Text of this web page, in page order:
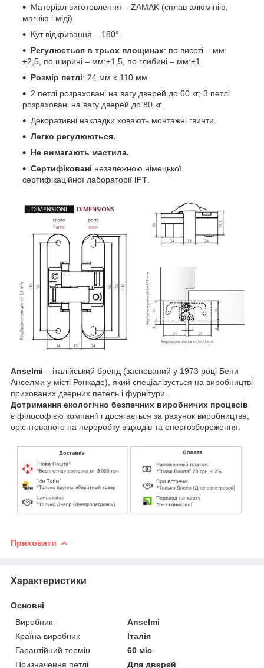
Матеріал виготовлення – ZAMAK (сплав алюмінію,
магнію і міді).
Кут відкривання – 180°.
Регулюється в трьох площинах: по висоті – мм:
±2,5, по ширині – мм:±1,5, по глибині – мм:±1.
Розмір петлі: 24 мм х 110 мм.
2 петлі розраховані на вагу дверей до 60 кг; 3 петлі
розраховані на вагу дверей до 80 кг.
Декоративні накладки ховають монтажні гвинти.
Легко регулюються.
Не вимагають мастила.
Сертифіковані незалежною німецької
сертифікаційної лабораторії IFT.
Anselmi – італійський бренд (заснований у 1973 році Бепи
Анселми у місті Ронкаде), який спеціалізується на виробництві
прихованих дверних петель і фурнітури.
Дотримання екологічно безпечних виробничих процесів
є філософією компанії і досягається за рахунок виробництва,
орієнтованого на переробку відходів та енергозбереження.
Приховати
Характеристики
Основні
Виробник
Anselmi
Країна виробник
Італія
Гарантійний термін
60 міс
Призначення петлі
Для дверей